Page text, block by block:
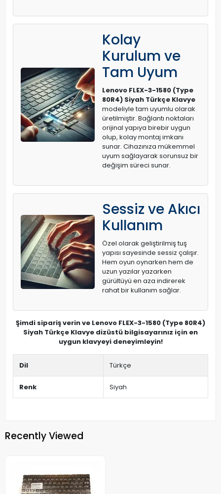
Kolay
Kurulum ve
Tam Uyum
Lenovo FLEX-3-1580 (Type
80R4) Siyah Türkçe Klavye
modeliyle tam uyumlu olarak
üretilmiştir. Bağlantı noktaları
orijinal yapıya birebir uygun
olup, kolay montaj imkanı
sunar. Cihazınıza mükemmel
uyum sağlayarak sorunsuz bir
değişim süreci sunar.
Sessiz ve Akıcı
Kullanım
Özel olarak geliştirilmiş tuş
yapısı sayesinde sessiz çalışır.
Hem oyun oynarken hem de
uzun yazılar yazarken
gürültüyü en aza indirerek
rahat bir kullanım sağlar.
Şimdi sipariş verin ve Lenovo FLEX-3-1580 (Type 80R4)
Siyah Türkçe Klavye dizüstü bilgisayarınız için en
uygun klavyeyi deneyimleyin!
Dil Türkçe
Renk Siyah
Recently Viewed